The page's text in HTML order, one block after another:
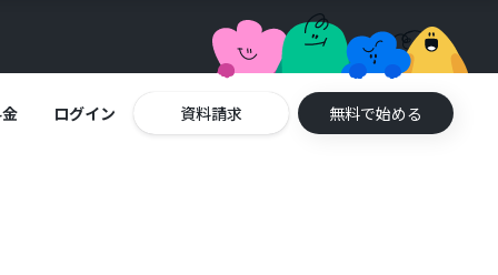
ログイン 資料請求 無料で始める